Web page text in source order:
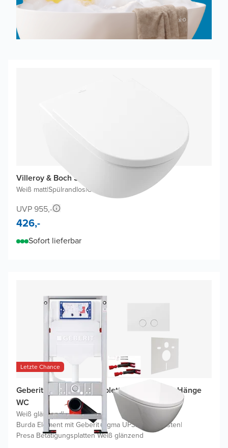
Villeroy & Boch Subway 3.0 Hänge WC
Weiß matt|Spülrandlos|Ohne WC-Sitz
UVP 955,-
426,-
Sofort lieferbar
Letzte Chance
Geberit UP320 WC Komplettset mit Moreno Hänge
WC
Weiß glänzend|
Burda Element mit Geberit Sigma UP320 Spülkasten|
Presa Betätigungsplatten Weiß glänzend